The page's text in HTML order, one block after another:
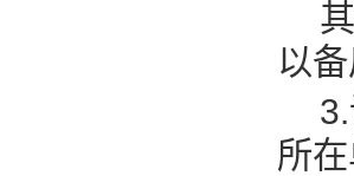
以备
所